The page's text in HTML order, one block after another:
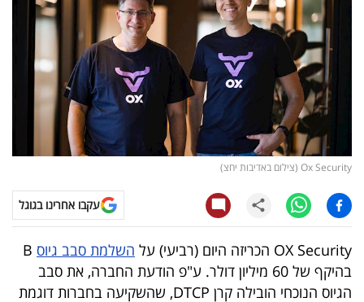
ומחקרים
דעות
רכילות
עסקית
קריפטו
ויראלי
טלוויזיה
עסקי
ספורט
Ox Security (צילום באדיבות יחצ)
עקבו אחרינו בגוגל
OX Security הכריזה היום (רביעי) על השלמת סבב גיוס B
בהיקף של 60 מיליון דולר. ע"פ הודעת החברה, את סבב
הגיוס הנוכחי הובילה קרן DTCP, שהשקיעה בחברות דוגמת